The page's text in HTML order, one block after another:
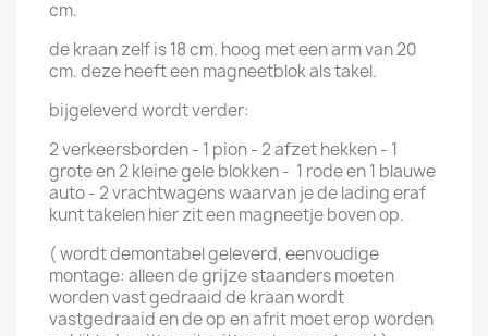
cm.
de kraan zelf is 18 cm. hoog met een arm van 20
cm. deze heeft een magneetblok als takel.
bijgeleverd wordt verder:
2 verkeersborden - 1 pion - 2 afzet hekken - 1
grote en 2 kleine gele blokken - 1 rode en 1 blauwe
auto - 2 vrachtwagens waarvan je de lading eraf
kunt takelen hier zit een magneetje boven op.
( wordt demontabel geleverd, eenvoudige
montage: alleen de grijze staanders moeten
worden vast gedraaid de kraan wordt
vastgedraaid en de op en afrit moet erop worden